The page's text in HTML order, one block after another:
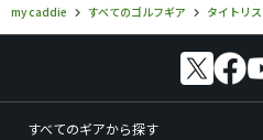
my caddie
すべてのゴルフギア タイトリ
すべてのギアから探す